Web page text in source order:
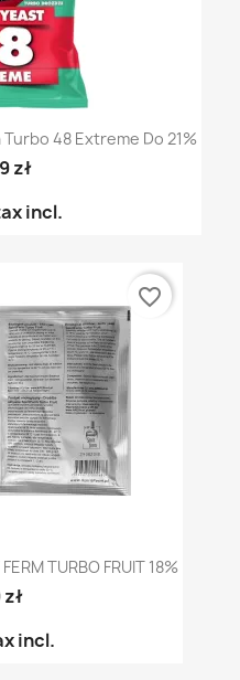
48 Extreme Do 21%
zł
incl.
TURBO FRUIT 18%
zł
incl.
favorite_border